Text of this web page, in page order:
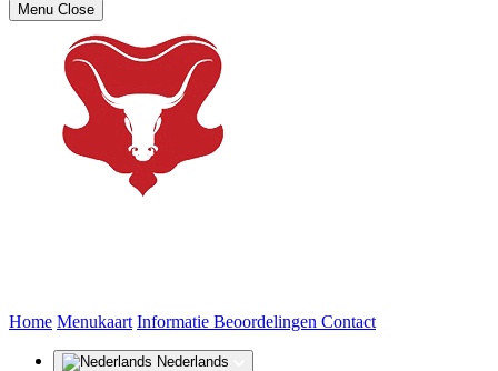
Menu Close
Home Menukaart Informatie Beoordelingen Contact(huidige)
Nederlands